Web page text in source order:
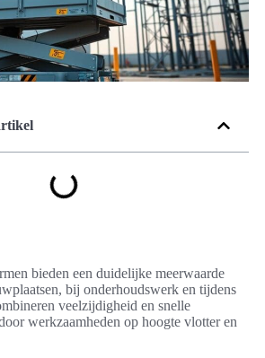
bieden een duidelijke meerwaarde
bij onderhoudswerk en tijdens
veelzijdigheid en snelle
werkzaamheden op hoogte vlotter en